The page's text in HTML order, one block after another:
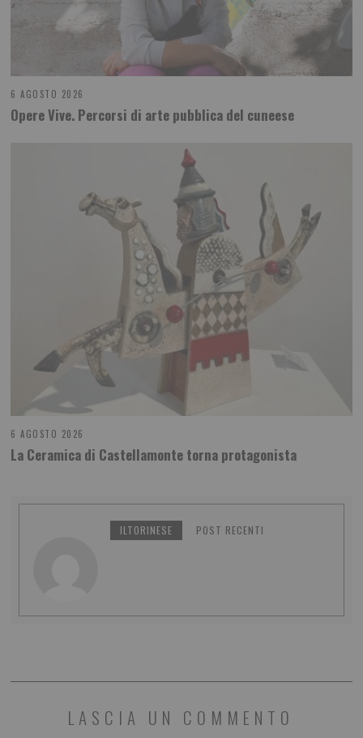
6 AGOSTO 2026
Opere Vive. Percorsi di arte pubblica del cuneese
6 AGOSTO 2026
La Ceramica di Castellamonte torna protagonista
ILTORINESE POST RECENTI
LASCIA UN COMMENTO